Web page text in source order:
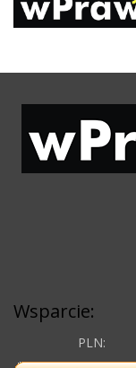
Wsparcie:
PLN: